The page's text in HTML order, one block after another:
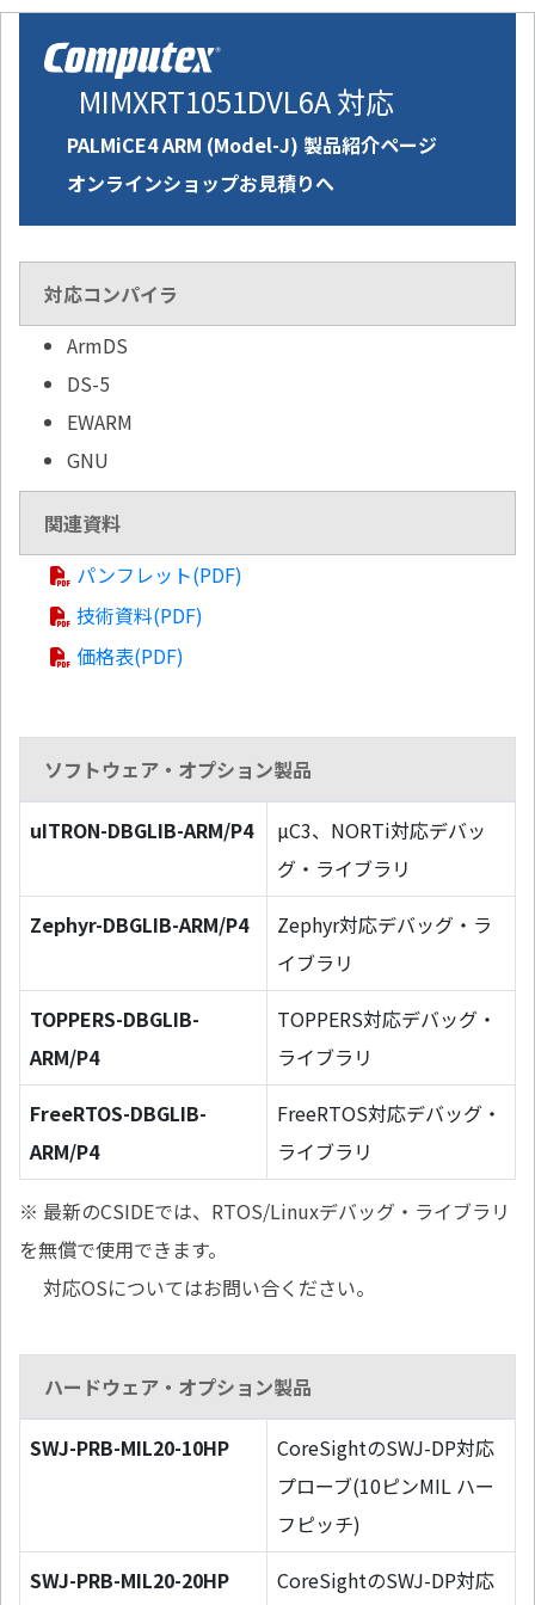
MIMXRT1051DVL6A 対応
PALMiCE4 ARM (Model-J) 製品紹介ページ
オンラインショップお見積りへ
対応コンパイラ
ArmDS
DS-5
EWARM
GNU
関連資料
パンフレット(PDF)
技術資料(PDF)
価格表(PDF)
ソフトウェア・オプション製品
uITRON-DBGLIB-ARM/P4
µC3、NORTi対応デバッ
グ・ライブラリ
Zephyr-DBGLIB-ARM/P4
Zephyr対応デバッグ・ラ
イブラリ
TOPPERS-DBGLIB-
ARM/P4
TOPPERS対応デバッグ・
ライブラリ
FreeRTOS-DBGLIB-
ARM/P4
FreeRTOS対応デバッグ・
ライブラリ
※ 最新のCSIDEでは、RTOS/Linuxデバッグ・ライブラリ
を無償で使用できます。
対応OSについてはお問い合ください。
ハードウェア・オプション製品
SWJ-PRB-MIL20-10HP
CoreSightのSWJ-DP対応
プローブ(10ピンMIL ハー
フピッチ)
SWJ-PRB-MIL20-20HP
CoreSightのSWJ-DP対応